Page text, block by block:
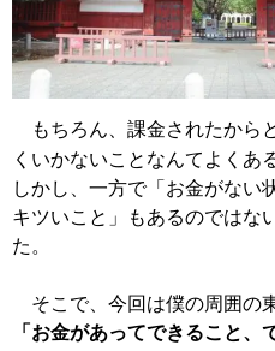
もちろん、課金されたから
くいかないことなんてよくあ
しかし、一方で「お金がない
キツいこと」もあるのではな
た。
そこで、今回は僕の周囲の
「お金があってできること、